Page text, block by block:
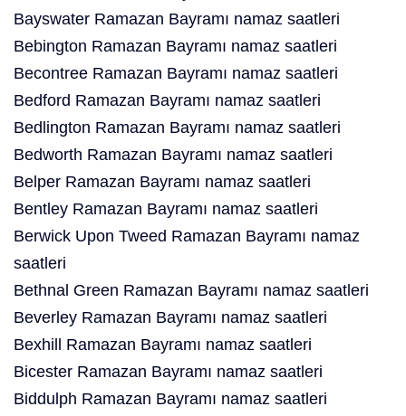
Bayswater Ramazan Bayramı namaz saatleri
Bebington Ramazan Bayramı namaz saatleri
Becontree Ramazan Bayramı namaz saatleri
Bedford Ramazan Bayramı namaz saatleri
Bedlington Ramazan Bayramı namaz saatleri
Bedworth Ramazan Bayramı namaz saatleri
Belper Ramazan Bayramı namaz saatleri
Bentley Ramazan Bayramı namaz saatleri
Berwick Upon Tweed Ramazan Bayramı namaz
saatleri
Bethnal Green Ramazan Bayramı namaz saatleri
Beverley Ramazan Bayramı namaz saatleri
Bexhill Ramazan Bayramı namaz saatleri
Bicester Ramazan Bayramı namaz saatleri
Biddulph Ramazan Bayramı namaz saatleri